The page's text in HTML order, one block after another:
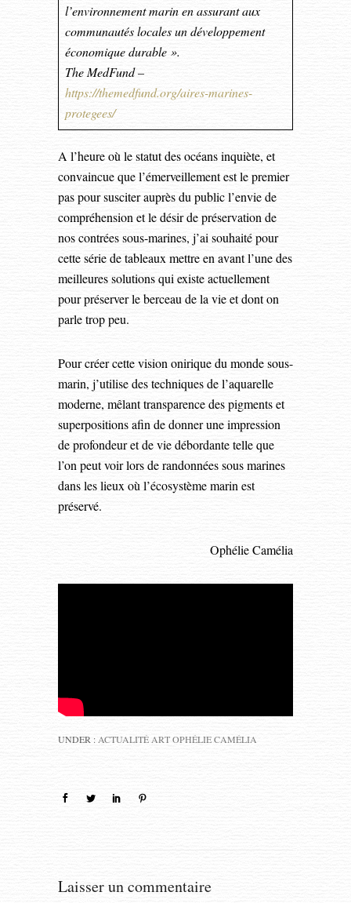
l’environnement marin en assurant aux
communautés locales un développement
économique durable ».
The MedFund –
https://themedfund.org/aires-marines-
protegees/
A l’heure où le statut des océans inquiète, et
convaincue que l’émerveillement est le premier
pas pour susciter auprès du public l’envie de
compréhension et le désir de préservation de
nos contrées sous-marines, j’ai souhaité pour
cette série de tableaux mettre en avant l’une des
meilleures solutions qui existe actuellement
pour préserver le berceau de la vie et dont on
parle trop peu.
Pour créer cette vision onirique du monde sous-
marin, j’utilise des techniques de l’aquarelle
moderne, mêlant transparence des pigments et
superpositions afin de donner une impression
de profondeur et de vie débordante telle que
l’on peut voir lors de randonnées sous marines
dans les lieux où l’écosystème marin est
préservé.
Ophélie Camélia
UNDER :ACTUALITÉ ART OPHÉLIE CAMÉLIA
Laisser un commentaire